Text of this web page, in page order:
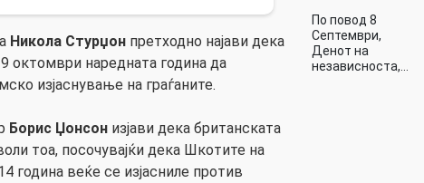
Никола Стурџон претходно најави дека
октомври наредната година да
изјаснување на граѓаните.
Борис Џонсон изјави дека британската
тоа, посочувајќи дека Шкотите на
година веќе се изјасниле против
По повод 8
Септември,
Денот на
независноста,…